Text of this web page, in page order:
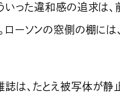
いった違和感の追求は
ローソンの窓側の棚には
は、たとえ被写体が静